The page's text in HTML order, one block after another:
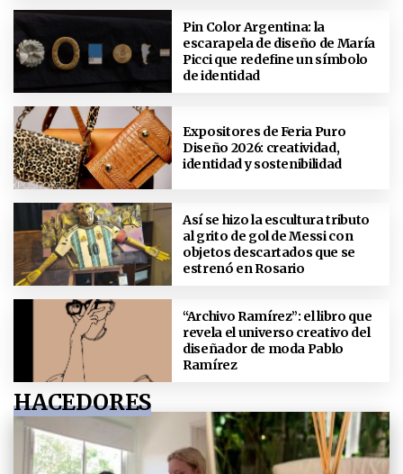
Pin Color Argentina: la
escarapela de diseño de María
Picci que redefine un símbolo
de identidad
Expositores de Feria Puro
Diseño 2026: creatividad,
identidad y sostenibilidad
Así se hizo la escultura tributo
al grito de gol de Messi con
objetos descartados que se
estrenó en Rosario
“Archivo Ramírez”: el libro que
revela el universo creativo del
diseñador de moda Pablo
Ramírez
HACEDORES